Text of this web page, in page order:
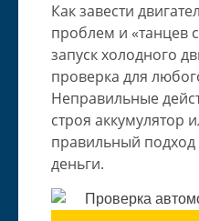
Как завести
проблем и «танцев
запуск холодного
проверка для
Неправильные
строя аккумулятор
правильный
деньги.